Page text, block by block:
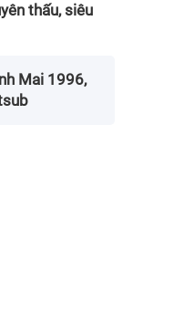
thấu, siêu
Mai 1996,